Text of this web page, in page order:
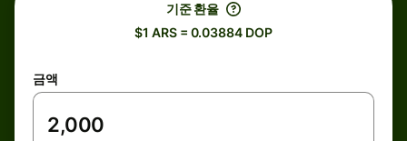
기준 환율
$1 ARS = 0.03884 DOP
금액